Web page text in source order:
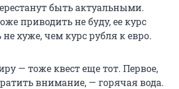
быть актуальными.
приводить не буду, ее курс
хуже, чем курс рубля к евро.
— тоже квест еще тот. Первое,
внимание, — горячая вода.